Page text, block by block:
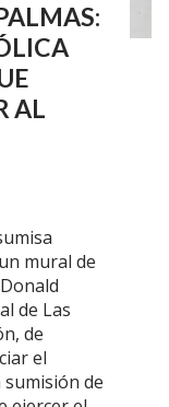
AL
mural de
de Las
de
el
de